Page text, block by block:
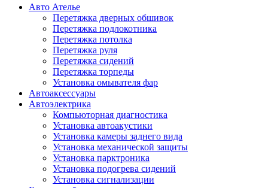
Авто Ателье
Перетяжка дверных обшивок
Перетяжка подлокотника
Перетяжка потолка
Перетяжка руля
Перетяжка сидений
Перетяжка торпеды
Установка омывателя фар
Автоаксессуары
Автоэлектрика
Компьюторная диагностика
Установка автоакустики
Установка камеры заднего вида
Установка механической защиты
Установка парктроника
Установка подогрева сидений
Установка сигнализации